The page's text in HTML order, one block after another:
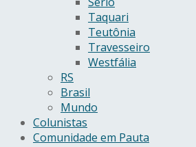
Taquari
Teutônia
Travesseiro
Westfália
RS
Brasil
Mundo
Colunistas
Comunidade em Pauta